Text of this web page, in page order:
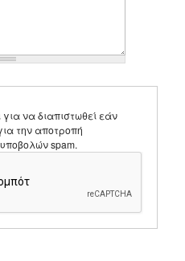
να διαπιστωθεί εάν
την αποτροπή
spam.